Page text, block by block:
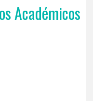
Académicos